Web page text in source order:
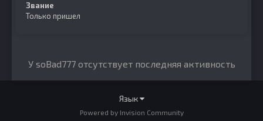
Звание
Только пришел
У soBad777 отсутствует последняя активность
Язык
Powered by Invision Community